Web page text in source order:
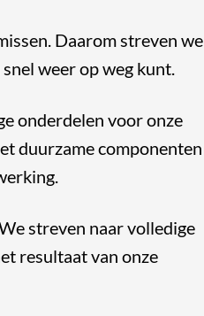
Daarom streven we
weer op weg kunt.
onderdelen voor onze
duurzame componenten
streven naar volledige
resultaat van onze